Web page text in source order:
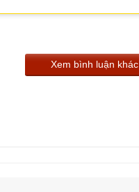
Xem bình luận khác